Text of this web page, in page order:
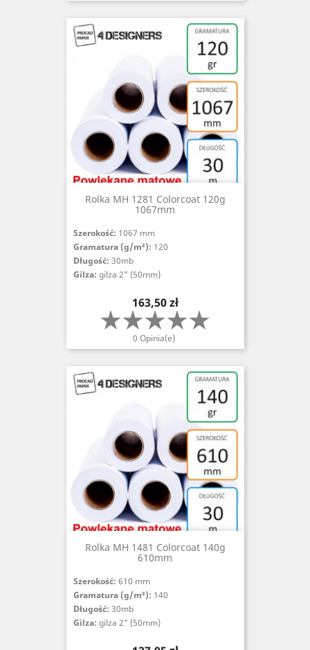
Rolka MH 1281 Colorcoat 120g
1067mm
Szerokość: 1067 mm
Gramatura (g/m²): 120
Długość: 30mb
Gilza: gilza 2" (50mm)
Cena
163,50 zł
0 Opinia(e)
Rolka MH 1481 Colorcoat 140g
610mm
Szerokość: 610 mm
Gramatura (g/m²): 140
Długość: 30mb
Gilza: gilza 2" (50mm)